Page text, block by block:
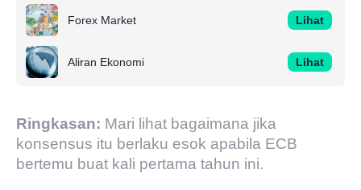
Forex Market Lihat
Aliran Ekonomi Lihat
Ringkasan: Mari lihat bagaimana jika
konsensus itu berlaku esok apabila ECB
bertemu buat kali pertama tahun ini.